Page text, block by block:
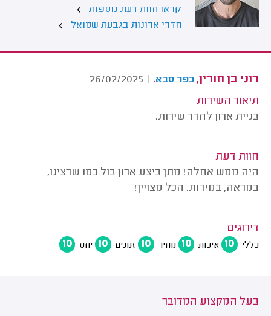
קראו חוות דעת נוספות
חדרי ארונות בגבעת שמואל
רוני בן חורין, כפר סבא.
|
26/02/2025
תיאור השירות
בניית ארון לחדר שירות.
חוות דעת
היה ממש אחלה! מתן ביצע ארון בול כמו שרצינו,
במראה, במידות. הכל מצויין!
דירוגים
כללי 10 איכות 10 מחיר 10 זמנים 10 יחס 10
בעל המקצוע המדובר